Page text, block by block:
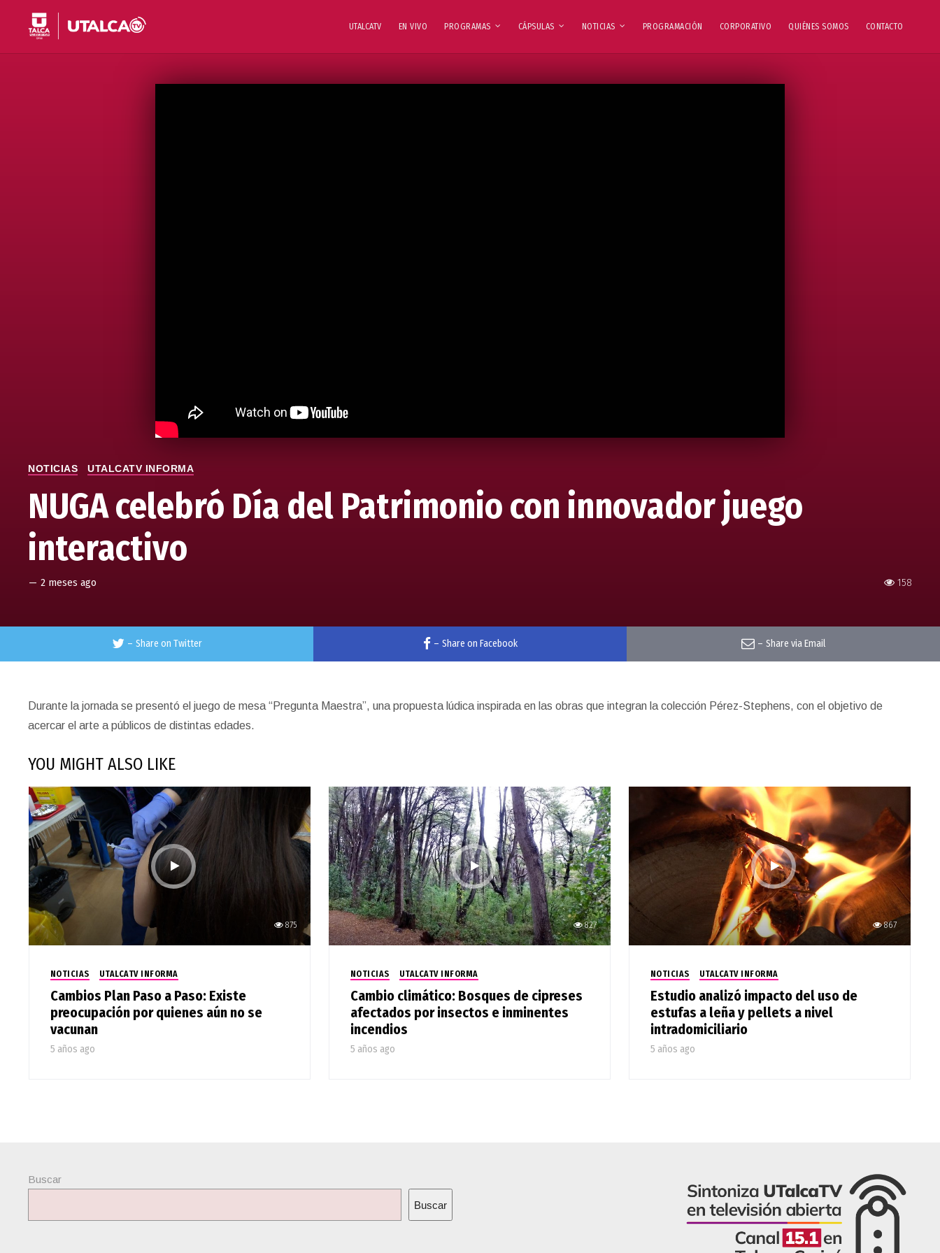
UTALCATV EN VIVO PROGRAMAS CÁPSULAS NOTICIAS PROGRAMACIÓN CORPORATIVO QUIÉNES SOMOS CONTACTO
158
NOTICIAS UTALCATV INFORMA
NUGA celebró Día del Patrimonio con innovador juego
interactivo
— 2 meses ago
– Share on Twitter – Share on Facebook – Share via Email
Durante la jornada se presentó el juego de mesa “Pregunta Maestra”, una propuesta lúdica inspirada en las obras que integran la colección Pérez-Stephens, con el objetivo de
acercar el arte a públicos de distintas edades.
YOU MIGHT ALSO LIKE
875
NOTICIAS UTALCATV INFORMA
Cambios Plan Paso a Paso: Existe
preocupación por quienes aún no se
vacunan
5 años ago
827
NOTICIAS UTALCATV INFORMA
Cambio climático: Bosques de cipreses
afectados por insectos e inminentes
incendios
5 años ago
867
NOTICIAS UTALCATV INFORMA
Estudio analizó impacto del uso de
estufas a leña y pellets a nivel
intradomiciliario
5 años ago
Buscar
Buscar